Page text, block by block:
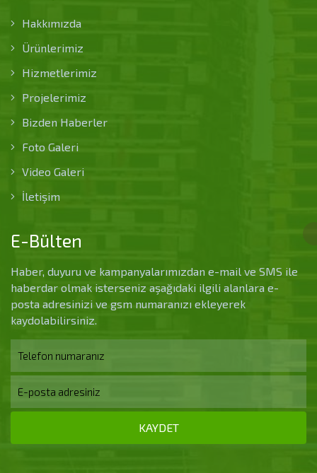
Hakkımızda
Ürünlerimiz
Hizmetlerimiz
Projelerimiz
Bizden Haberler
Foto Galeri
Video Galeri
İletişim
E-Bülten
Haber, duyuru ve kampanyalarımızdan e-mail ve SMS ile
haberdar olmak isterseniz aşağıdaki ilgili alanlara e-
posta adresinizi ve gsm numaranızı ekleyerek
kaydolabilirsiniz.
KAYDET